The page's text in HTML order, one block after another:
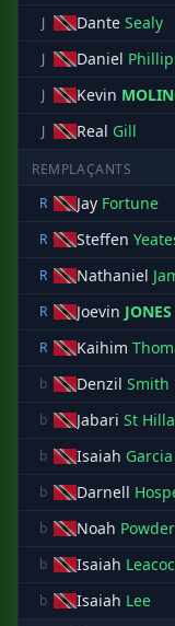
J Dante Sealy
J
Daniel
J
Kevin
J
Real Gill
REMPLAÇANTS
R
Jay Fortune
R
Steffen
R
Nathaniel
R
Joevin JONES
R
Kaihim
b
Denzil Smith
b Jabari St
b Isaiah Garcia
b Darnell
b Noah Powder
b Isaiah
b Isaiah Lee